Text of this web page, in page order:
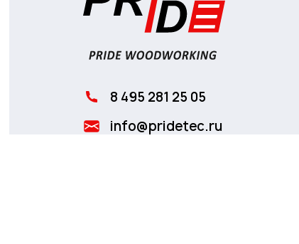
8 495 281 25 05
info@pridetec.ru